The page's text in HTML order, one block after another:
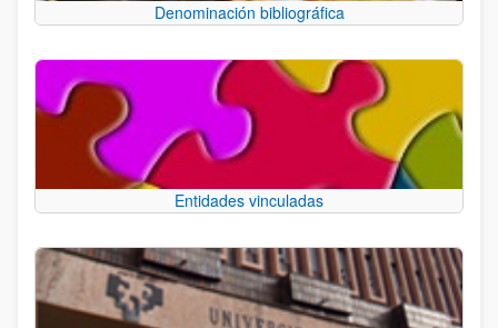
Denominación bibliográfica
Entidades vinculadas